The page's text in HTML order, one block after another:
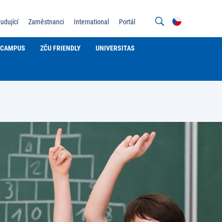
Zaměstnanci International Portál
ZČU FRIENDLY UNIVERSITAS